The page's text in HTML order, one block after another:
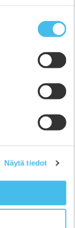
Näytä tiedot
on suljettu
loman
Oikein hyvää